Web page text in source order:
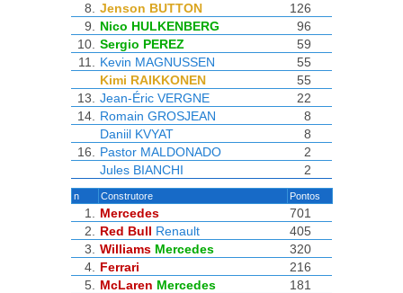
8.
Jenson BUTTON
126
9.
Nico HULKENBERG
96
10. Sergio PEREZ
59
11.
Kevin MAGNUSSEN
55
Kimi RAIKKONEN
55
13.
Jean-Éric VERGNE
22
14.
Romain GROSJEAN
8
Daniil KVYAT
8
16.
Pastor MALDONADO
2
Jules BIANCHI
2
n Construtore Pontos
1. Mercedes
701
2.
Red Bull Renault
405
3.
Williams Mercedes
320
4.
Ferrari
216
5.
McLaren Mercedes
181